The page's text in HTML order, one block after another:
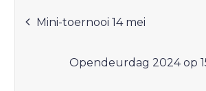
Bericht
navigatie
Mini-toernooi 14 mei
Opendeurdag 2024 op